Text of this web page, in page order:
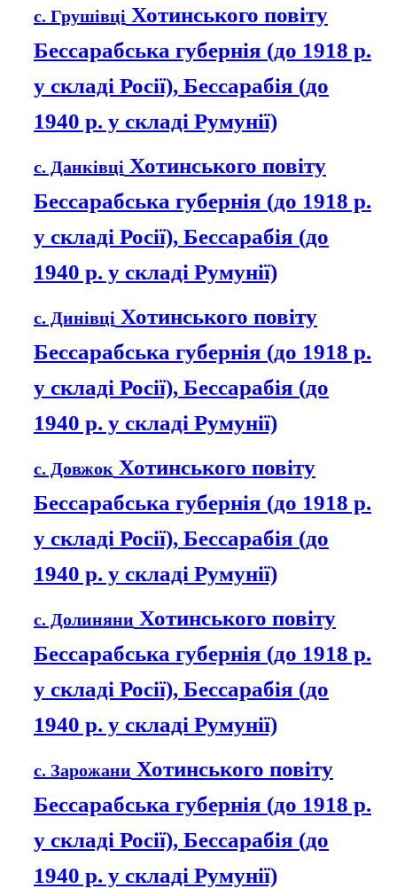
с. Грушівці Хотинського повіту
Бессарабська губернія (до 1918 р.
у складі Росії), Бессарабія (до
1940 р. у складі Румунії)
с. Данківці Хотинського повіту
Бессарабська губернія (до 1918 р.
у складі Росії), Бессарабія (до
1940 р. у складі Румунії)
с. Динівці Хотинського повіту
Бессарабська губернія (до 1918 р.
у складі Росії), Бессарабія (до
1940 р. у складі Румунії)
с. Довжок Хотинського повіту
Бессарабська губернія (до 1918 р.
у складі Росії), Бессарабія (до
1940 р. у складі Румунії)
с. Долиняни Хотинського повіту
Бессарабська губернія (до 1918 р.
у складі Росії), Бессарабія (до
1940 р. у складі Румунії)
с. Зарожани Хотинського повіту
Бессарабська губернія (до 1918 р.
у складі Росії), Бессарабія (до
1940 р. у складі Румунії)